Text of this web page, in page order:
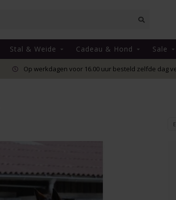
Stal & Weide Cadeau & Hond Sale
Op werkdagen voor 16.00 uur besteld zelfde dag